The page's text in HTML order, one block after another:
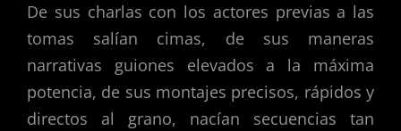
De sus charlas con los actores previas a las
tomas salían cimas, de sus maneras
narrativas guiones elevados a la máxima
potencia, de sus montajes precisos, rápidos y
directos al grano, nacían secuencias tan